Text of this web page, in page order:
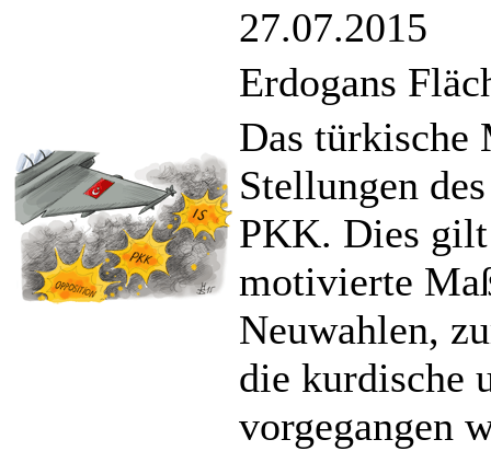
27.07.2015
Erdogans
Das
Stellungen
PKK. Dies
motivierte
Neuwahlen,
die kurdische
vorgegangen